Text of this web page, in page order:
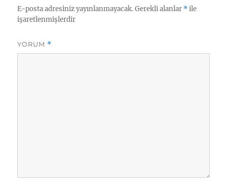
E-posta adresiniz yayınlanmayacak. Gerekli alanlar *ile
işaretlenmişlerdir
YORUM *